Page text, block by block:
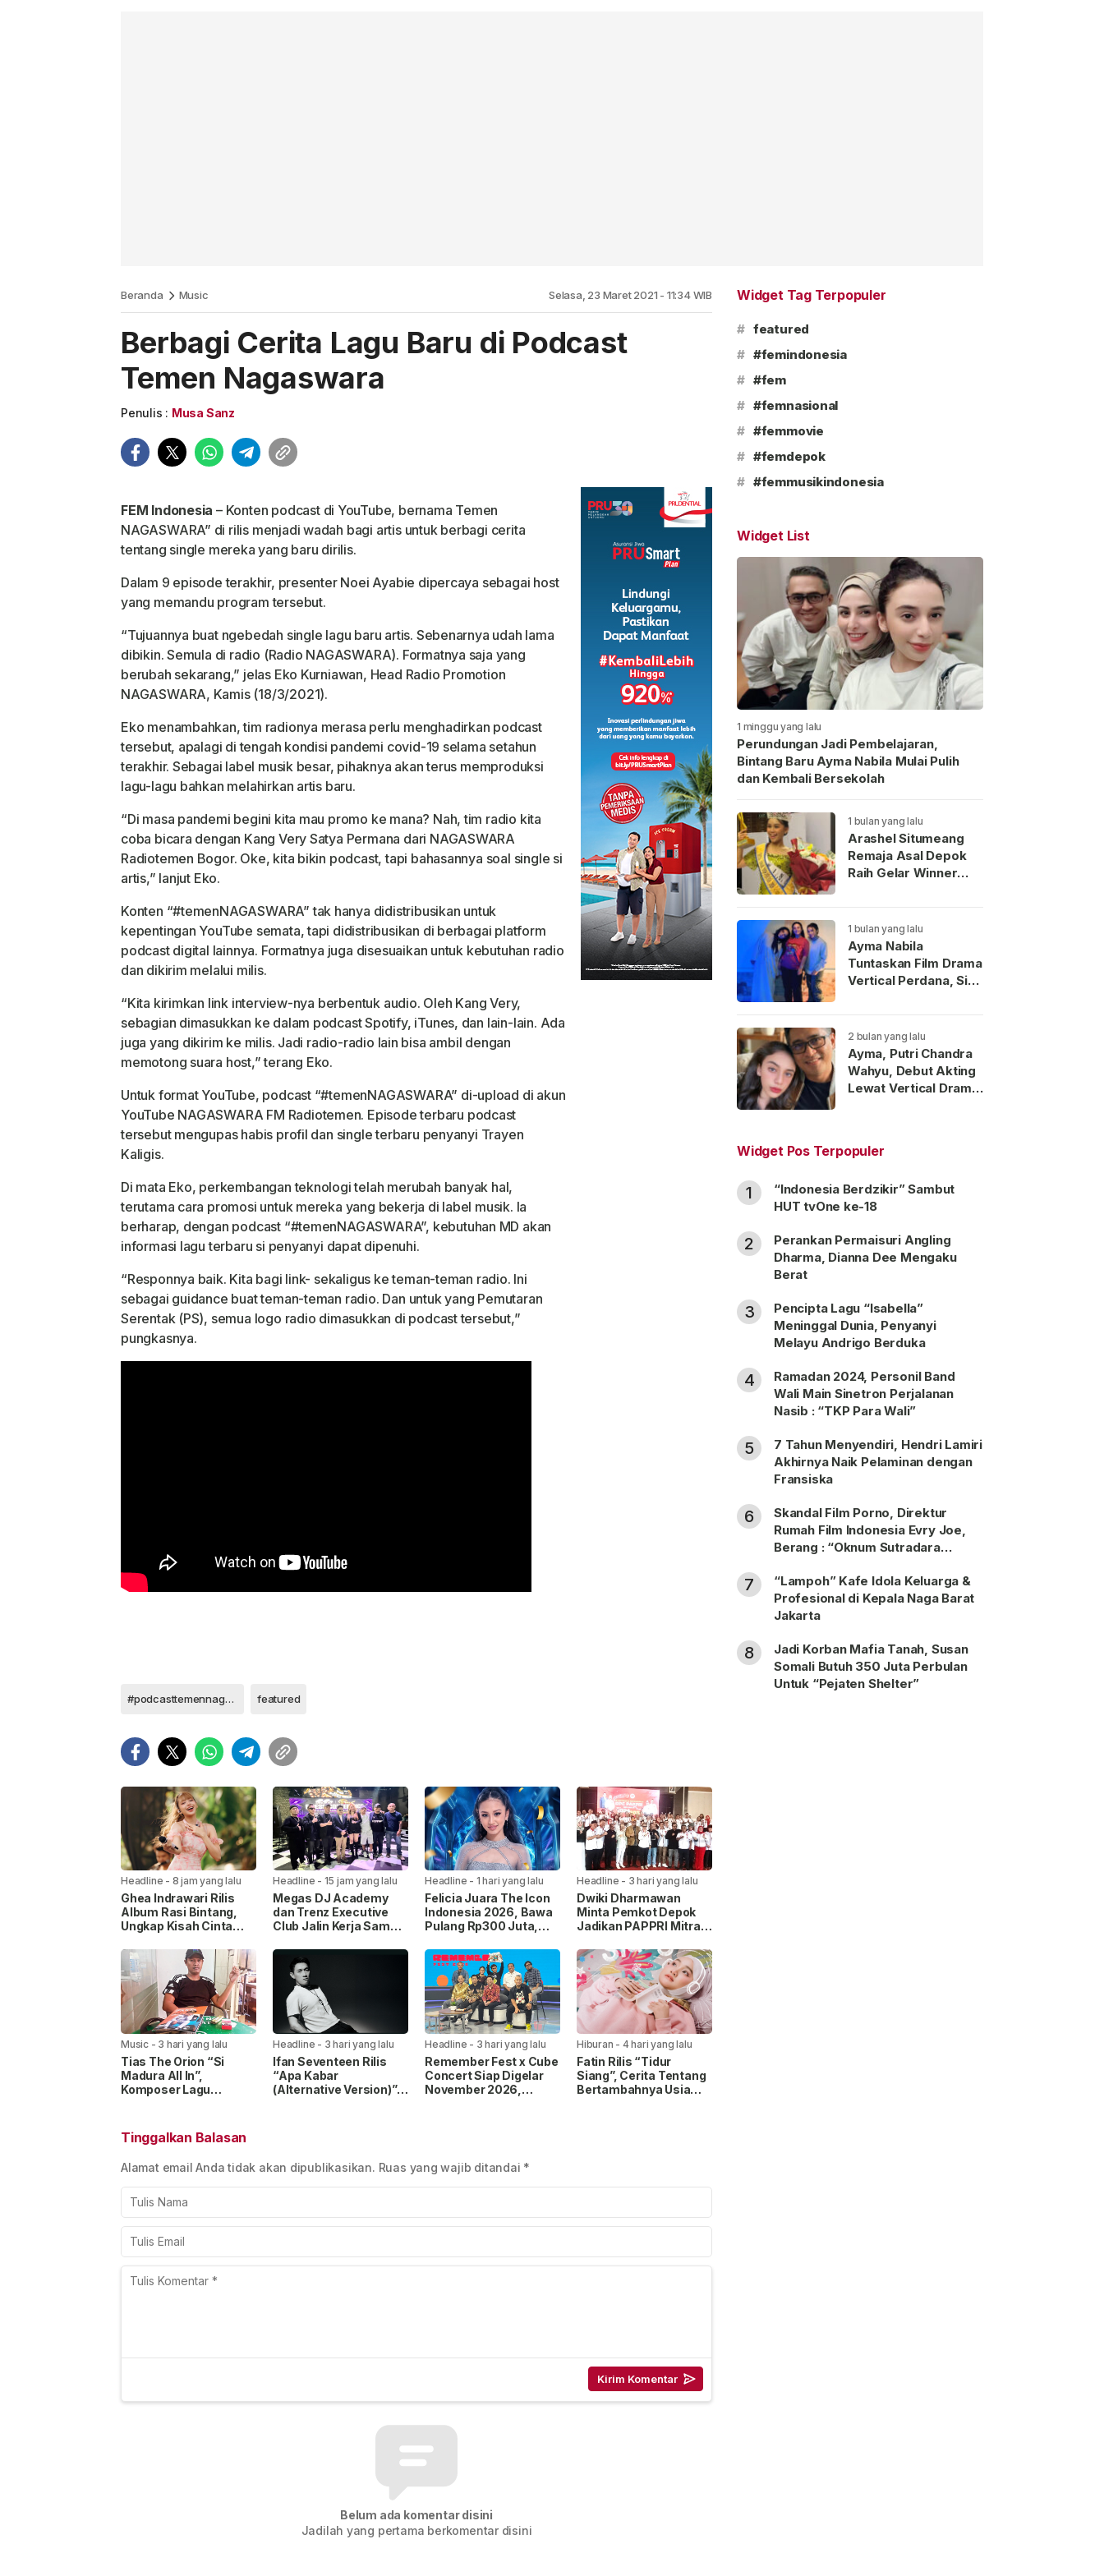
Beranda Music Selasa, 23 Maret 2021 - 11:34 WIB
Berbagi Cerita Lagu Baru di Podcast
Temen Nagaswara
Penulis : Musa Sanz
FEM Indonesia – Konten podcast di YouTube, bernama Temen
NAGASWARA” di rilis menjadi wadah bagi artis untuk berbagi cerita
tentang single mereka yang baru dirilis.
Dalam 9 episode terakhir, presenter Noei Ayabie dipercaya sebagai host
yang memandu program tersebut.
“Tujuannya buat ngebedah single lagu baru artis. Sebenarnya udah lama
dibikin. Semula di radio (Radio NAGASWARA). Formatnya saja yang
berubah sekarang,” jelas Eko Kurniawan, Head Radio Promotion
NAGASWARA, Kamis (18/3/2021).
Eko menambahkan, tim radionya merasa perlu menghadirkan podcast
tersebut, apalagi di tengah kondisi pandemi covid-19 selama setahun
terakhir. Sebagai label musik besar, pihaknya akan terus memproduksi
lagu-lagu bahkan melahirkan artis baru.
“Di masa pandemi begini kita mau promo ke mana? Nah, tim radio kita
coba bicara dengan Kang Very Satya Permana dari NAGASWARA
Radiotemen Bogor. Oke, kita bikin podcast, tapi bahasannya soal single si
artis,” lanjut Eko.
Konten “#temenNAGASWARA” tak hanya didistribusikan untuk
kepentingan YouTube semata, tapi didistribusikan di berbagai platform
podcast digital lainnya. Formatnya juga disesuaikan untuk kebutuhan radio
dan dikirim melalui milis.
“Kita kirimkan link interview-nya berbentuk audio. Oleh Kang Very,
sebagian dimasukkan ke dalam podcast Spotify, iTunes, dan lain-lain. Ada
juga yang dikirim ke milis. Jadi radio-radio lain bisa ambil dengan
memotong suara host,” terang Eko.
Untuk format YouTube, podcast “#temenNAGASWARA” di-upload di akun
YouTube NAGASWARA FM Radiotemen. Episode terbaru podcast
tersebut mengupas habis profil dan single terbaru penyanyi Trayen
Kaligis.
Di mata Eko, perkembangan teknologi telah merubah banyak hal,
terutama cara promosi untuk mereka yang bekerja di label musik. Ia
berharap, dengan podcast “#temenNAGASWARA”, kebutuhan MD akan
informasi lagu terbaru si penyanyi dapat dipenuhi.
“Responnya baik. Kita bagi link- sekaligus ke teman-teman radio. Ini
sebagai guidance buat teman-teman radio. Dan untuk yang Pemutaran
Serentak (PS), semua logo radio dimasukkan di podcast tersebut,”
pungkasnya.
#podcasttemennagaswara #temennagaswara featured
Headline - 8 jam yang lalu
Ghea Indrawari Rilis
Album Rasi Bintang,
Ungkap Kisah Cinta
Headline - 15 jam yang lalu
Megas DJ Academy
dan Trenz Executive
Club Jalin Kerja Sama,
DJ Profesional
Headline - 1 hari yang lalu
Felicia Juara The Icon
Indonesia 2026, Bawa
Pulang Rp300 Juta,
Kontrak Rekaman
Headline - 3 hari yang lalu
Dwiki Dharmawan
Minta Pemkot Depok
Jadikan PAPPRI Mitra
Pengembangan
Industri Musik
Music - 3 hari yang lalu
Tias The Orion “Si
Madura All In”,
Komposer Lagu
Spotify
Headline - 3 hari yang lalu
Ifan Seventeen Rilis
“Apa Kabar
(Alternative Version)”,
Headline - 3 hari yang lalu
Remember Fest x Cube
Concert Siap Digelar
November 2026,
Hiburan - 4 hari yang lalu
Fatin Rilis “Tidur
Siang”, Cerita Tentang
Bertambahnya Usia
Tinggalkan Balasan
Alamat email Anda tidak akan dipublikasikan. Ruas yang wajib ditandai *
Belum ada komentar disini
Jadilah yang pertama berkomentar disini
Widget Tag Terpopuler
# featured
# #femindonesia
# #fem
# #femnasional
# #femmovie
# #femdepok
# #femmusikindonesia
Widget List
1 minggu yang lalu
Perundungan Jadi Pembelajaran,
Bintang Baru Ayma Nabila Mulai Pulih
dan Kembali Bersekolah
1 bulan yang lalu
Arashel Situmeang
Remaja Asal Depok
Raih Gelar Winner
1 bulan yang lalu
Ayma Nabila
Tuntaskan Film Drama
Vertical Perdana, Siap
Indonesia
2 bulan yang lalu
Ayma, Putri Chandra
Wahyu, Debut Akting
Lewat Vertical Drama
Widget Pos Terpopuler
1
“Indonesia Berdzikir” Sambut
HUT tvOne ke-18
2
Perankan Permaisuri Angling
Dharma, Dianna Dee Mengaku
Berat
3
Pencipta Lagu “Isabella”
Meninggal Dunia, Penyanyi
Melayu Andrigo Berduka
4
Ramadan 2024, Personil Band
Wali Main Sinetron Perjalanan
Nasib : “TKP Para Wali”
5
7 Tahun Menyendiri, Hendri Lamiri
Akhirnya Naik Pelaminan dengan
Fransiska
6
Skandal Film Porno, Direktur
Rumah Film Indonesia Evry Joe,
Berang : “Oknum Sutradara
7
“Lampoh” Kafe Idola Keluarga &
Profesional di Kepala Naga Barat
Jakarta
8
Jadi Korban Mafia Tanah, Susan
Somali Butuh 350 Juta Perbulan
Untuk “Pejaten Shelter”